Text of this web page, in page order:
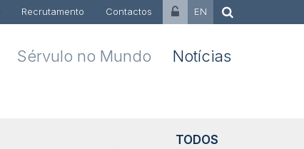
Recrutamento Contactos EN
Sérvulo no Mundo Notícias
TODOS